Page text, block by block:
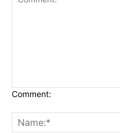
Comment: